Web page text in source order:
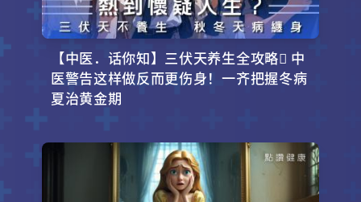
【中医．话你知】三伏天养生全攻略 中
医警告这样做反而更伤身！一齐把握冬病
夏治黄金期